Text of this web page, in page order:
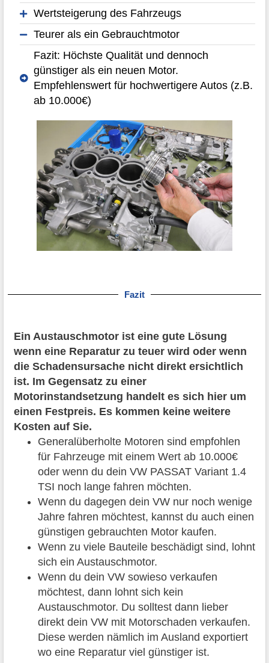
Wertsteigerung des Fahrzeugs
Teurer als ein Gebrauchtmotor
Fazit: Höchste Qualität und dennoch
günstiger als ein neuen Motor.
Empfehlenswert für hochwertigere Autos (z.B.
ab 10.000€)
Fazit
Ein Austauschmotor ist eine gute Lösung
wenn eine Reparatur zu teuer wird oder wenn
die Schadensursache nicht direkt ersichtlich
ist. Im Gegensatz zu einer
Motorinstandsetzung handelt es sich hier um
einen Festpreis. Es kommen keine weitere
Kosten auf Sie.
Generalüberholte Motoren sind empfohlen
für Fahrzeuge mit einem Wert ab 10.000€
oder wenn du dein VW PASSAT Variant 1.4
TSI noch lange fahren möchten.
Wenn du dagegen dein VW nur noch wenige
Jahre fahren möchtest, kannst du auch einen
günstigen gebrauchten Motor kaufen.
Wenn zu viele Bauteile beschädigt sind, lohnt
sich ein Austauschmotor.
Wenn du dein VW sowieso verkaufen
möchtest, dann lohnt sich kein
Austauschmotor. Du solltest dann lieber
direkt dein VW mit Motorschaden verkaufen.
Diese werden nämlich im Ausland exportiert
wo eine Reparatur viel günstiger ist.